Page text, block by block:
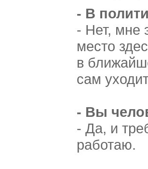
- В
- Нет, мне
место
в
сам
- Вы
- Да, и
работаю.